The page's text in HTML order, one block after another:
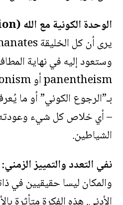
الوحدة الكونية مع الله (Universal Union):
وستعود إليه في نهاية
– أي خلاص كل شيء وعودته
الشياطين.
نفي التعدد والتمييز الزمني:
والمكان ليسا حقيقيين في